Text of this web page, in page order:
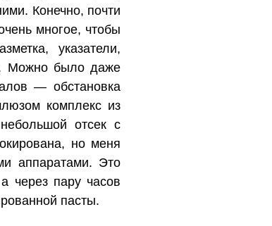
Конечно, почти
многое, чтобы
указатели,
Можно было даже
— обстановка
комплекс из
отсек с
но меня
аппаратами. Это
через пару часов
пасты.